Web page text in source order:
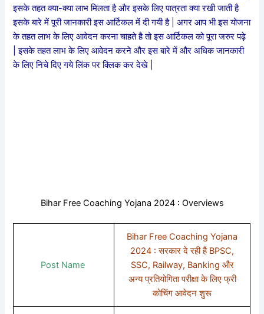
इसके तहत क्या-क्या लाभ मिलता है और इसके लिए पात्रता क्या रखी जाती है
इसके बारे में पूरी जानकारी इस आर्टिकल में दी गयी है | अगर आप भी इस योजना
के तहत लाभ के लिए आवेदन करना चाहते है तो इस आर्टिकल को पूरा जरुर पढ़े
| इसके तहत लाभ के लिए आवेदन करने और इस बारे में और अधिक जानकारी
के लिए निचे दिए गये लिंक पर क्लिक कर देखे |
Bihar Free Coaching Yojana 2024 : Overviews
Post Name
Bihar Free Coaching Yojana
2024 : सरकार दे रही है BPSC,
SSC, Railway, Banking और
अन्य प्रतियोगिता परीक्षा के लिए फ्री
कोचिंग आवेदन शुरू